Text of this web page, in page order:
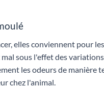
elles conviennent pour
sous l'effet des
les odeurs de
chez l'animal.